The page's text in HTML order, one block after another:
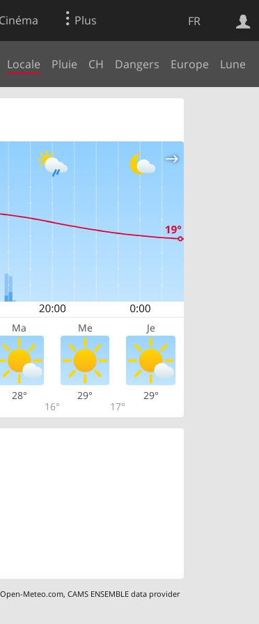
FR
Cinéma Plus
Locale Pluie CH Dangers Europe Lune
Ma Me Je
28°
16°
29°
17°
29°
Open-Meteo.com,CAMS ENSEMBLE data provider
Web